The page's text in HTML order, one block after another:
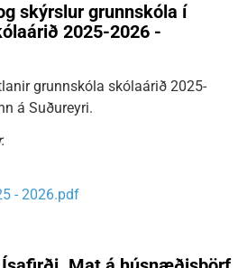
skýrslur grunnskóla í
2025-2026 -
grunnskóla skólaárið 2025-
á Suðureyri.
- 2026.pdf